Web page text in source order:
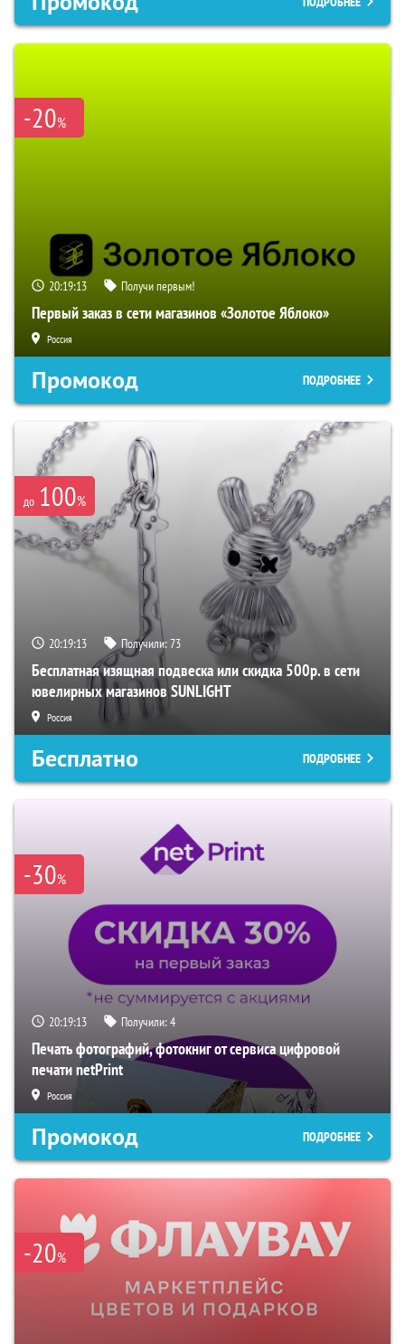
-20%
20:19:12 Получи первым!
Первый заказ в сети магазинов «Золотое Яблоко»
Россия
Промокод ПОДРОБНЕЕ
до 100%
20:19:12 Получили:73
Бесплатная изящная подвеска или скидка 500р. в сети
ювелирных магазинов SUNLIGHT
Россия
Бесплатно ПОДРОБНЕЕ
-30%
20:19:12 Получили:4
Печать фотографий, фотокниг от сервиса цифровой
печати netPrint
Россия
Промокод ПОДРОБНЕЕ
-20%